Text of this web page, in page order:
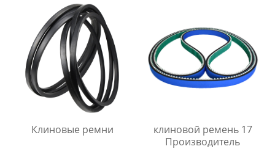
Клиновые ремни
клиновой ремень 17
Производитель